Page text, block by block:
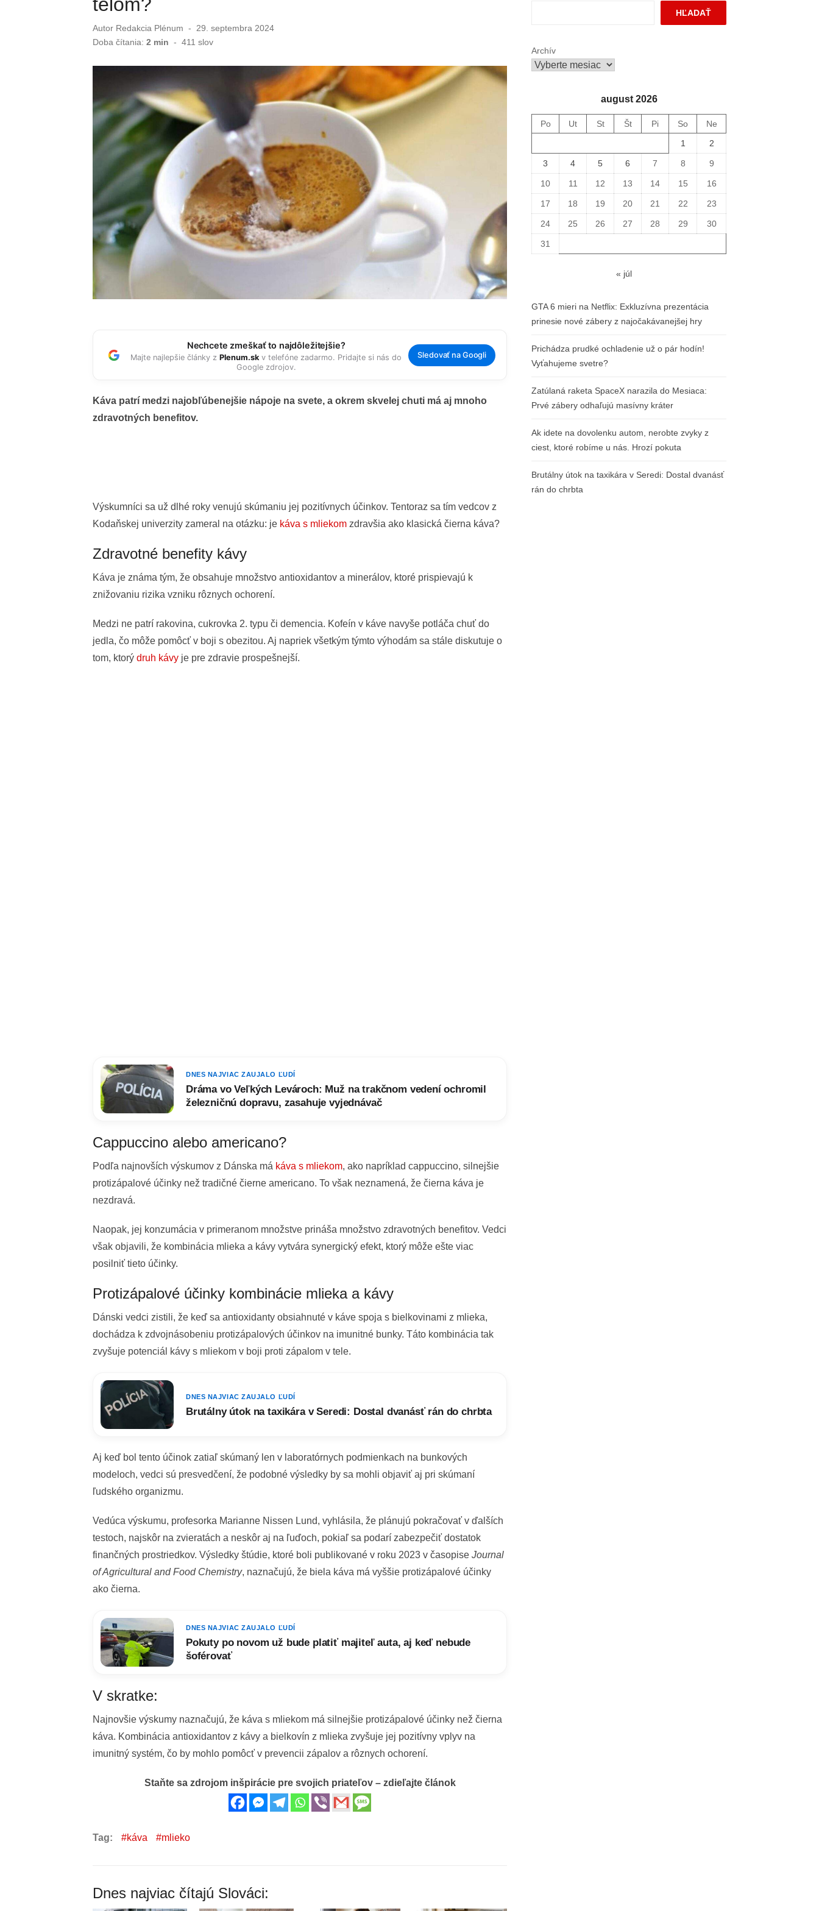
Autor Redakcia Plénum
Publikované
dňa
29. septembra 2024
Doba čítania: 2 min - 411 slov
Nechcete zmeškať to najdôležitejšie?
Majte najlepšie články zPlenum.skv telefóne zadarmo. Pridajte si nás do
Google zdrojov.
Sledovať na Googli
Káva patrí medzi najobľúbenejšie nápoje na svete, a okrem skvelej chuti má aj mnoho
zdravotných benefitov.
Výskumníci sa už dlhé roky venujú skúmaniu jej pozitívnych účinkov. Tentoraz sa tím vedcov z
Kodaňskej univerzity zameral na otázku: je káva s mliekom zdravšia ako klasická čierna káva?
Zdravotné benefity kávy
Káva je známa tým, že obsahuje množstvo antioxidantov a minerálov, ktoré prispievajú k
znižovaniu rizika vzniku rôznych ochorení.
Medzi ne patrí rakovina, cukrovka 2. typu či demencia. Kofeín v káve navyše potláča chuť do
jedla, čo môže pomôcť v boji s obezitou. Aj napriek všetkým týmto výhodám sa stále diskutuje o
tom, ktorý druh kávy je pre zdravie prospešnejší.
DNES NAJVIAC ZAUJALO ĽUDÍ
Dráma vo Veľkých Levároch: Muž na trakčnom vedení ochromil
železničnú dopravu, zasahuje vyjednávač
Cappuccino alebo americano?
Podľa najnovších výskumov z Dánska má káva s mliekom, ako napríklad cappuccino, silnejšie
protizápalové účinky než tradičné čierne americano. To však neznamená, že čierna káva je
nezdravá.
Naopak, jej konzumácia v primeranom množstve prináša množstvo zdravotných benefitov. Vedci
však objavili, že kombinácia mlieka a kávy vytvára synergický efekt, ktorý môže ešte viac
posilniť tieto účinky.
Protizápalové účinky kombinácie mlieka a kávy
Dánski vedci zistili, že keď sa antioxidanty obsiahnuté v káve spoja s bielkovinami z mlieka,
dochádza k zdvojnásobeniu protizápalových účinkov na imunitné bunky. Táto kombinácia tak
zvyšuje potenciál kávy s mliekom v boji proti zápalom v tele.
DNES NAJVIAC ZAUJALO ĽUDÍ
Brutálny útok na taxikára v Seredi: Dostal dvanásť rán do chrbta
Aj keď bol tento účinok zatiaľ skúmaný len v laboratórnych podmienkach na bunkových
modeloch, vedci sú presvedčení, že podobné výsledky by sa mohli objaviť aj pri skúmaní
ľudského organizmu.
Vedúca výskumu, profesorka Marianne Nissen Lund, vyhlásila, že plánujú pokračovať v ďalších
testoch, najskôr na zvieratách a neskôr aj na ľuďoch, pokiaľ sa podarí zabezpečiť dostatok
finančných prostriedkov. Výsledky štúdie, ktoré boli publikované v roku 2023 v časopise Journal
of Agricultural and Food Chemistry, naznačujú, že biela káva má vyššie protizápalové účinky
ako čierna.
DNES NAJVIAC ZAUJALO ĽUDÍ
Pokuty po novom už bude platiť majiteľ auta, aj keď nebude
šoférovať
V skratke:
Najnovšie výskumy naznačujú, že káva s mliekom má silnejšie protizápalové účinky než čierna
káva. Kombinácia antioxidantov z kávy a bielkovín z mlieka zvyšuje jej pozitívny vplyv na
imunitný systém, čo by mohlo pomôcť v prevencii zápalov a rôznych ochorení.
Staňte sa zdrojom inšpirácie pre svojich priateľov – zdieľajte článok
Tag: káva mlieko
Dnes najviac čítajú Slováci:
HĽADAŤ
Archív
august 2026
Po Ut St Št Pi So
Ne
1
2
3 4 5 6 7 8 9
10 11 12 13 14 15 16
17 18 19 20 21 22 23
24 25 26 27 28 29 30
31
« júl
GTA 6 mieri na Netflix: Exkluzívna prezentácia
prinesie nové zábery z najočakávanejšej hry
Prichádza prudké ochladenie už o pár hodín!
Vyťahujeme svetre?
Zatúlaná raketa SpaceX narazila do Mesiaca:
Prvé zábery odhaľujú masívny kráter
Ak idete na dovolenku autom, nerobte zvyky z
ciest, ktoré robíme u nás. Hrozí pokuta
Brutálny útok na taxikára v Seredi: Dostal dvanásť
rán do chrbta